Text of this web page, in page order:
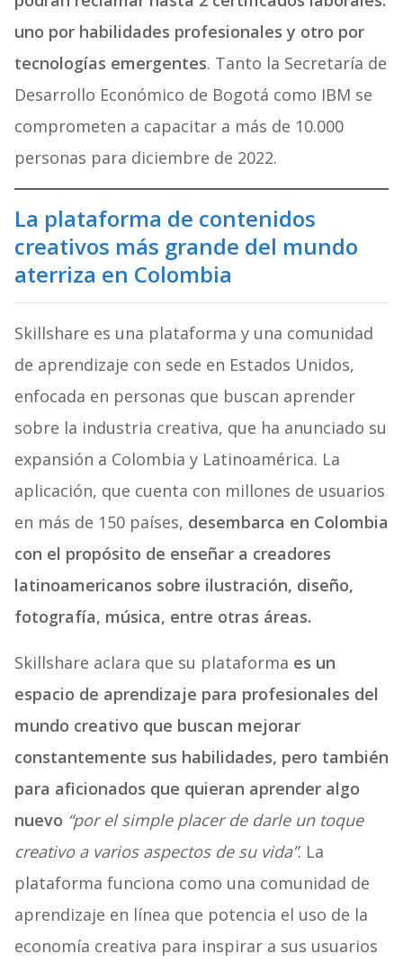
uno por habilidades profesionales y otro por
tecnologías emergentes. Tanto la Secretaría de
Desarrollo Económico de Bogotá como IBM se
comprometen a capacitar a más de 10.000
personas para diciembre de 2022.
La plataforma de contenidos
creativos más grande del mundo
aterriza en Colombia
Skillshare es una plataforma y una comunidad
de aprendizaje con sede en Estados Unidos,
enfocada en personas que buscan aprender
sobre la industria creativa, que ha anunciado su
expansión a Colombia y Latinoamérica. La
aplicación, que cuenta con millones de usuarios
en más de 150 países, desembarca en Colombia
con el propósito de enseñar a creadores
latinoamericanos sobre ilustración, diseño,
fotografía, música, entre otras áreas.
Skillshare aclara que su plataforma es un
espacio de aprendizaje para profesionales del
mundo creativo que buscan mejorar
constantemente sus habilidades, pero también
para aficionados que quieran aprender algo
nuevo “por el simple placer de darle un toque
creativo a varios aspectos de su vida”. La
plataforma funciona como una comunidad de
aprendizaje en línea que potencia el uso de la
economía creativa para inspirar a sus usuarios